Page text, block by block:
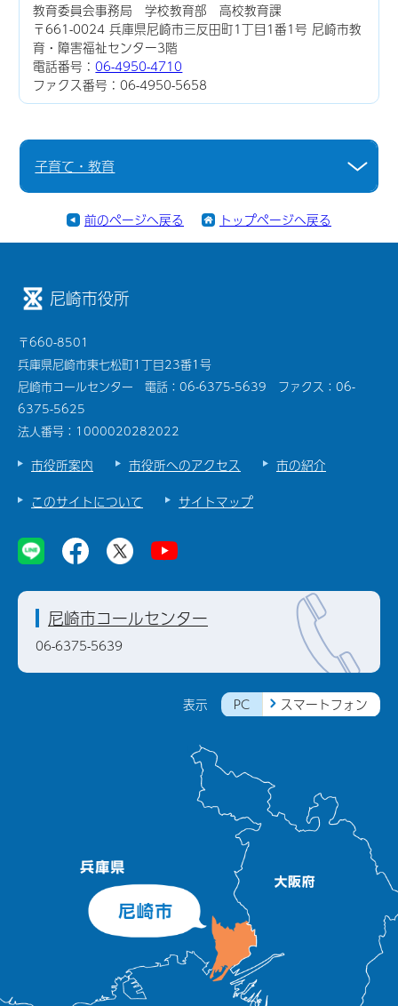
教育委員会事務局 学校教育部 高校教育課
〒661-0024 兵庫県尼崎市三反田町1丁目1番1号 尼崎市教
育・障害福祉センター3階
電話番号：06-4950-4710
ファクス番号：06-4950-5658
子育て・教育
前のページへ戻る トップページへ戻る
尼崎市役所
〒660-8501
兵庫県尼崎市東七松町1丁目23番1号
尼崎市コールセンター 電話：06-6375-5639 ファクス：06-
6375-5625
法人番号：1000020282022
市役所案内 市役所へのアクセス
市の紹介
このサイトについて
サイトマップ
表示 PC スマートフォン
尼崎市コールセンター
06-6375-5639